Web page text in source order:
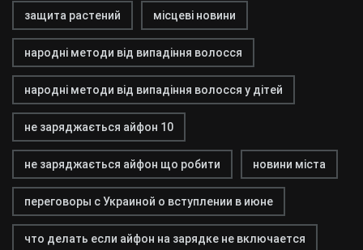
защита растений місцеві новини
народні методи від випадіння волосся
народні методи від випадіння волосся у дітей
не заряджається айфон 10
не заряджається айфон що робити новини міста
переговоры с Украиной о вступлении в июне
что делать если айфон на зарядке не включается